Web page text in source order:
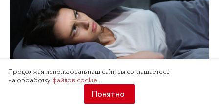
Согласно данным Росстата, в 2024 году доля
россиян, страдающих от шумового загрязнения и
Продолжая использовать наш сайт, вы соглашаетесь
на обработку файлов cookie.
Понятно